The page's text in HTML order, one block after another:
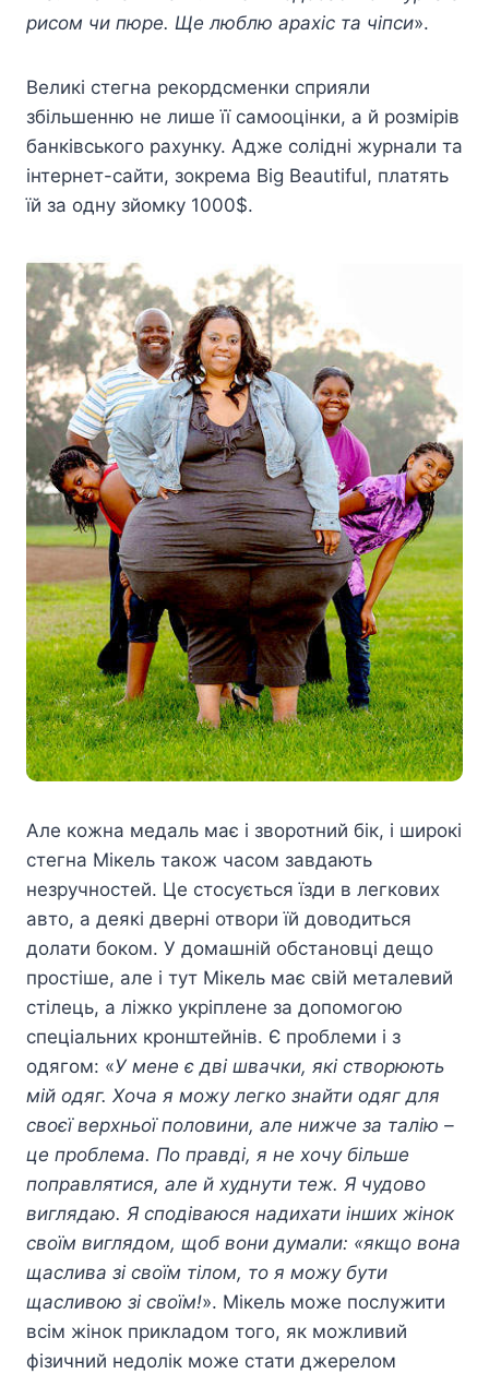
рисом чи пюре. Ще люблю арахіс та чіпси».
Великі стегна рекордсменки сприяли
збільшенню не лише її самооцінки, а й розмірів
банківського рахунку. Адже солідні журнали та
інтернет-сайти, зокрема Big Beautiful, платять
їй за одну зйомку 1000$.
Але кожна медаль має і зворотний бік, і широкі
стегна Мікель також часом завдають
незручностей. Це стосується їзди в легкових
авто, а деякі дверні отвори їй доводиться
долати боком. У домашній обстановці дещо
простіше, але і тут Мікель має свій металевий
стілець, а ліжко укріплене за допомогою
спеціальних кронштейнів. Є проблеми і з
одягом: «У мене є дві швачки, які створюють
мій одяг. Хоча я можу легко знайти одяг для
своєї верхньої половини, але нижче за талію –
це проблема. По правді, я не хочу більше
поправлятися, але й худнути теж. Я чудово
виглядаю. Я сподіваюся надихати інших жінок
своїм виглядом, щоб вони думали: «якщо вона
щаслива зі своїм тілом, то я можу бути
щасливою зі своїм!». Мікель може послужити
всім жінок прикладом того, як можливий
фізичний недолік може стати джерелом